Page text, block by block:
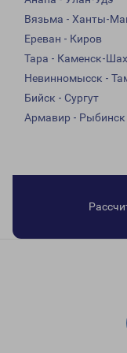
Вязьма - Ханты-
Ереван - Киров
Тара - Каменск-
Невинномысск -
Бийск - Сургут
Армавир - Рыбинск